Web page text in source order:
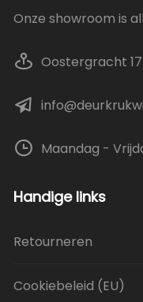
Onze showroom is
Oostergracht
Maandag -
Handige links
Retourneren
Cookiebeleid (EU)